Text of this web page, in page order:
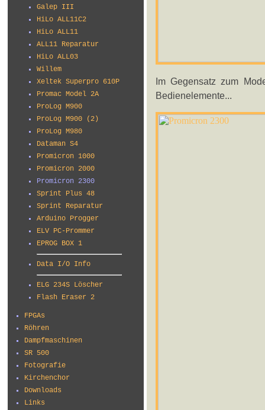
Galep III
HiLo ALL11C2
HiLo ALL11
ALL11 Reparatur
HiLo ALL03
Willem
Xeltek Superpro 610P
Promac Model 2A
ProLog M900
ProLog M900 (2)
ProLog M980
Dataman S4
Promicron 1000
Promicron 2000
Promicron 2300
Sprint Plus 48
Sprint Reparatur
Arduino Progger
ELV PC-Prommer
EPROG BOX 1
Data I/O Info
ELG 234S Löscher
Flash Eraser 2
FPGAs
Röhren
Dampfmaschinen
SR 500
Fotografie
Kirchenchor
Downloads
Links
Im Gegensatz zum
Bedienelemente...